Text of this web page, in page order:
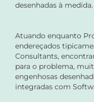
desenhadas à medida.
Atuando enquanto
endereçados
Consultants,
para o problema,
engenhosas
integradas com